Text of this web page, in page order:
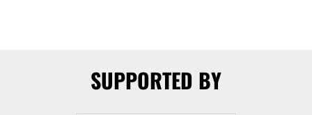
SUPPORTED BY